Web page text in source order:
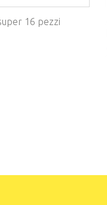
16 pezzi